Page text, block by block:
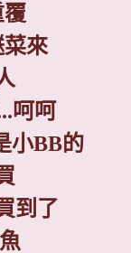
來
呵呵
小BB的
到了